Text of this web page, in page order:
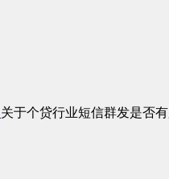
关于个贷行业短信群发是否